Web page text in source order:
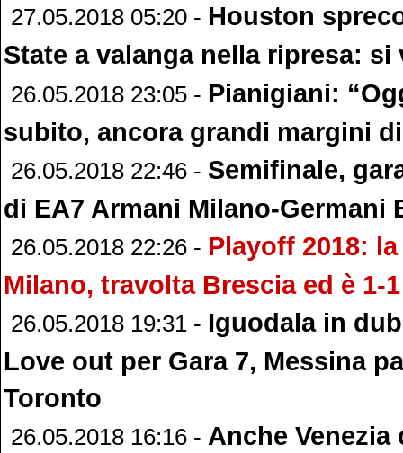
27.05.2018 05:20 - Houston
State a valanga nella ripresa: si
26.05.2018 23:05 - Pianigiani:
subito, ancora grandi margini
26.05.2018 22:46 - Semifinale,
di EA7 Armani Milano-Germani
26.05.2018 22:26 - Playoff 2018:
Milano, travolta Brescia ed è 1-1
26.05.2018 19:31 - Iguodala in
Love out per Gara 7, Messina
Toronto
26.05.2018 16:16 - Anche